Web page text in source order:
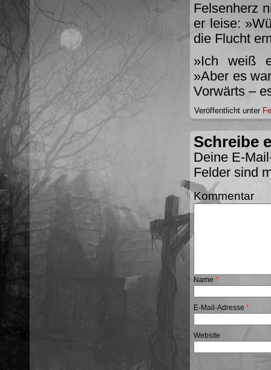
Felsenherz
er leise:
die Flucht
»Ich weiß
»Aber es
Vorwärts –
Veröffentlicht unter
Schreibe
Deine E-
Felder sind
Kommentar
Name *
E-Mail-Adresse *
Website